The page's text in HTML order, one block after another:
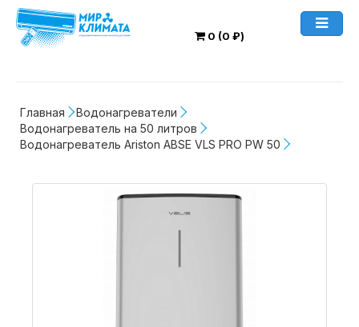
0 (0 ₽)
Главная
Водонагреватели
Водонагреватель на 50 литров
Водонагреватель Ariston ABSE VLS PRO PW 50